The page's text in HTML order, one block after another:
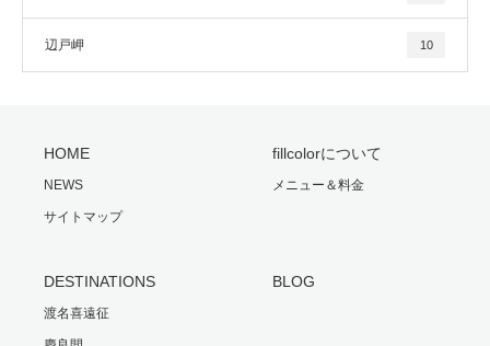
辺戸岬 10
HOME
NEWS
サイトマップ
fillcolorについて
メニュー＆料金
DESTINATIONS
渡名喜遠征
BLOG